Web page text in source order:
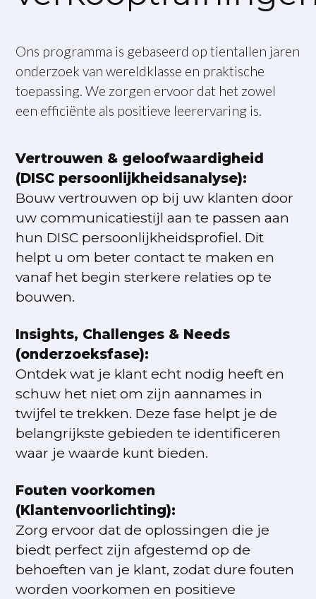
Ons programma is gebaseerd op tientallen jaren
onderzoek van wereldklasse en praktische
toepassing. We zorgen ervoor dat het zowel
een efficiënte als positieve leerervaring is.
Vertrouwen & geloofwaardigheid
(DISC persoonlijkheidsanalyse):
Bouw vertrouwen op bij uw klanten door
uw communicatiestijl aan te passen aan
hun DISC persoonlijkheidsprofiel. Dit
helpt u om beter contact te maken en
vanaf het begin sterkere relaties op te
bouwen.
Insights, Challenges & Needs
(onderzoeksfase):
Ontdek wat je klant echt nodig heeft en
schuw het niet om zijn aannames in
twijfel te trekken. Deze fase helpt je de
belangrijkste gebieden te identificeren
waar je waarde kunt bieden.
Fouten voorkomen
(Klantenvoorlichting):
Zorg ervoor dat de oplossingen die je
biedt perfect zijn afgestemd op de
behoeften van je klant, zodat dure fouten
worden voorkomen en positieve